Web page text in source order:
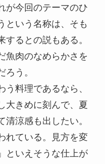
が今回のテーマのひ
という名称は、そも
るとの説もある。
魚肉のなめらかさを
う。
う料理であるなら、
大きめに刻んで、夏
清涼感も出したい。
れている。見方を変
といえそうな仕上が